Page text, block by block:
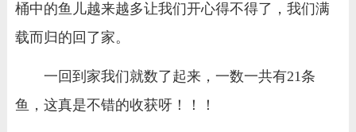
桶中的鱼儿越来越多让我们开心得不得了，我们满
载而归的回了家。
一回到家我们就数了起来，一数一共有21条
鱼，这真是不错的收获呀！！！